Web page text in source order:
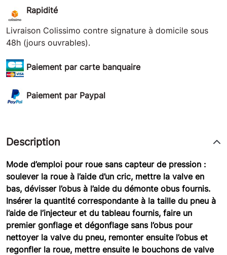
Rapidité
Livraison Colissimo contre signature à domicile sous
48h (jours ouvrables).
Paiement par carte banquaire
Paiement par Paypal
Description
Mode d’emploi pour roue sans capteur de pression :
soulever la roue à l’aide d’un cric, mettre la valve en
bas, dévisser l’obus à l’aide du démonte obus fournis.
Insérer la quantité correspondante à la taille du pneu à
l’aide de l’injecteur et du tableau fournis, faire un
premier gonflage et dégonflage sans l’obus pour
nettoyer la valve du pneu, remonter ensuite l’obus et
regonfler la roue, mettre ensuite le bouchons de valve